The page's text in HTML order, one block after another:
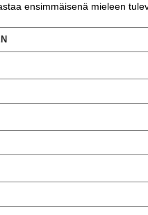
ensimmäisenä mieleen